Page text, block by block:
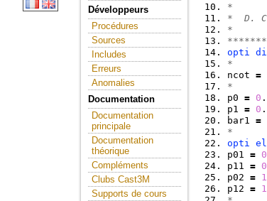
Développeurs
Procédures
Sources
Includes
Erreurs
Anomalies
Documentation
Documentation
principale
Documentation
théorique
Compléments
Clubs Cast3M
Supports de cours
*
*  D.
*
opti
*
ncot =
*
p0 = 0
p1 = 0
bar1 =
*
opti
p01 = 0
p11 = 0
p02 = 1
p12 = 1